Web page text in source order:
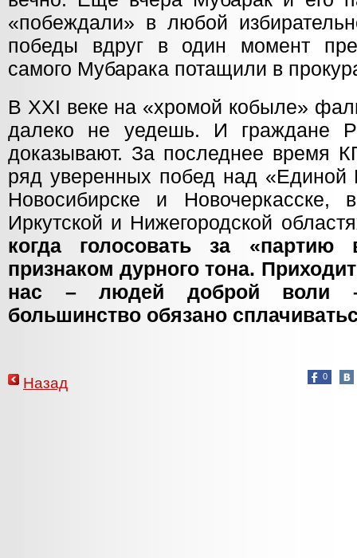
«побеждали» в любой
победы вдруг в один момент
самого Мубарака потащили в
В ХХI веке на «хромой кобыле»
далеко не уедешь. И граждане
доказывают. За последнее время
ряд уверенных побед над «Единой
Новосибирске и
Иркутской и Нижегородской
когда голосовать за «партию
признаком дурного тона.
нас – людей доброй воли
большинство обязано
0
Назад